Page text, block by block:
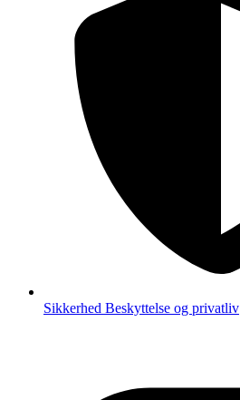
Sikkerhed Beskyttelse og privatliv